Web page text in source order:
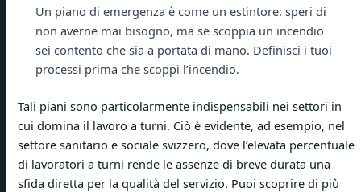
Un piano di emergenza è come un estintore: speri di
non averne mai bisogno, ma se scoppia un incendio
sei contento che sia a portata di mano. Definisci i tuoi
processi prima che scoppi l’incendio.
Tali piani sono particolarmente indispensabili nei settori in
cui domina il lavoro a turni. Ciò è evidente, ad esempio, nel
settore sanitario e sociale svizzero, dove l’elevata percentuale
di lavoratori a turni rende le assenze di breve durata una
sfida diretta per la qualità del servizio. Puoi scoprire di più